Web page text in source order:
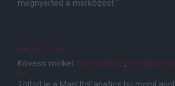
megnyerted a mérkõzést."
mirror.co.uk
Kövess minket Facebookon,
is!